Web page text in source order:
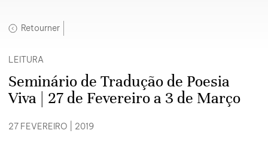
Retourner
LEITURA
Seminário de Tradução de Poesia
Viva | 27 de Fevereiro a 3 de Março
27 FEVEREIRO | 2019